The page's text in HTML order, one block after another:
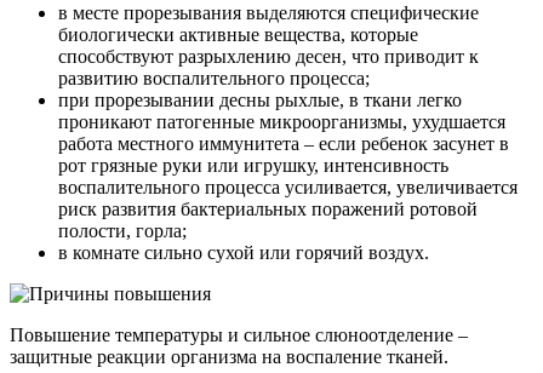
в месте прорезывания выделяются специфические
биологически активные вещества, которые
способствуют разрыхлению десен, что приводит к
развитию воспалительного процесса;
при прорезывании десны рыхлые, в ткани легко
проникают патогенные микроорганизмы, ухудшается
работа местного иммунитета – если ребенок засунет в
рот грязные руки или игрушку, интенсивность
воспалительного процесса усиливается, увеличивается
риск развития бактериальных поражений ротовой
полости, горла;
в комнате сильно сухой или горячий воздух.
Повышение температуры и сильное слюноотделение –
защитные реакции организма на воспаление тканей.